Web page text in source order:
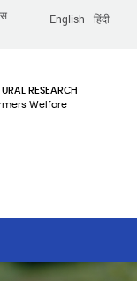
English हिंदी
RESEARCH
Welfare